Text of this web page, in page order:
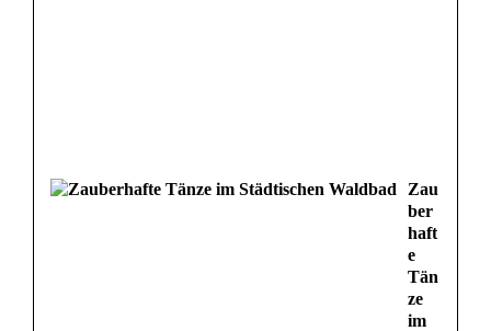
Zau
ber
haft
e
Tän
ze
im